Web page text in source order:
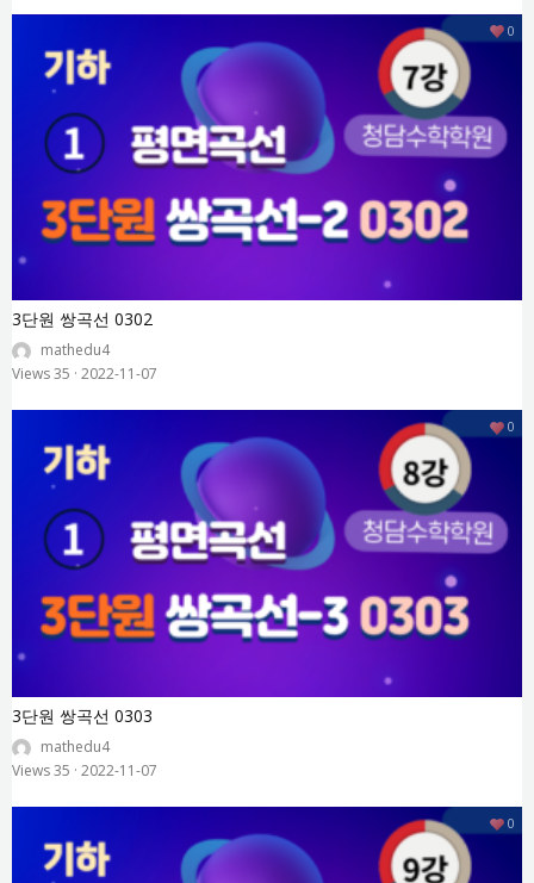
3단원 쌍곡선 0302
mathedu4
Views 35 · 2022-11-07
0
3단원 쌍곡선 0303
mathedu4
Views 35 · 2022-11-07
0
0